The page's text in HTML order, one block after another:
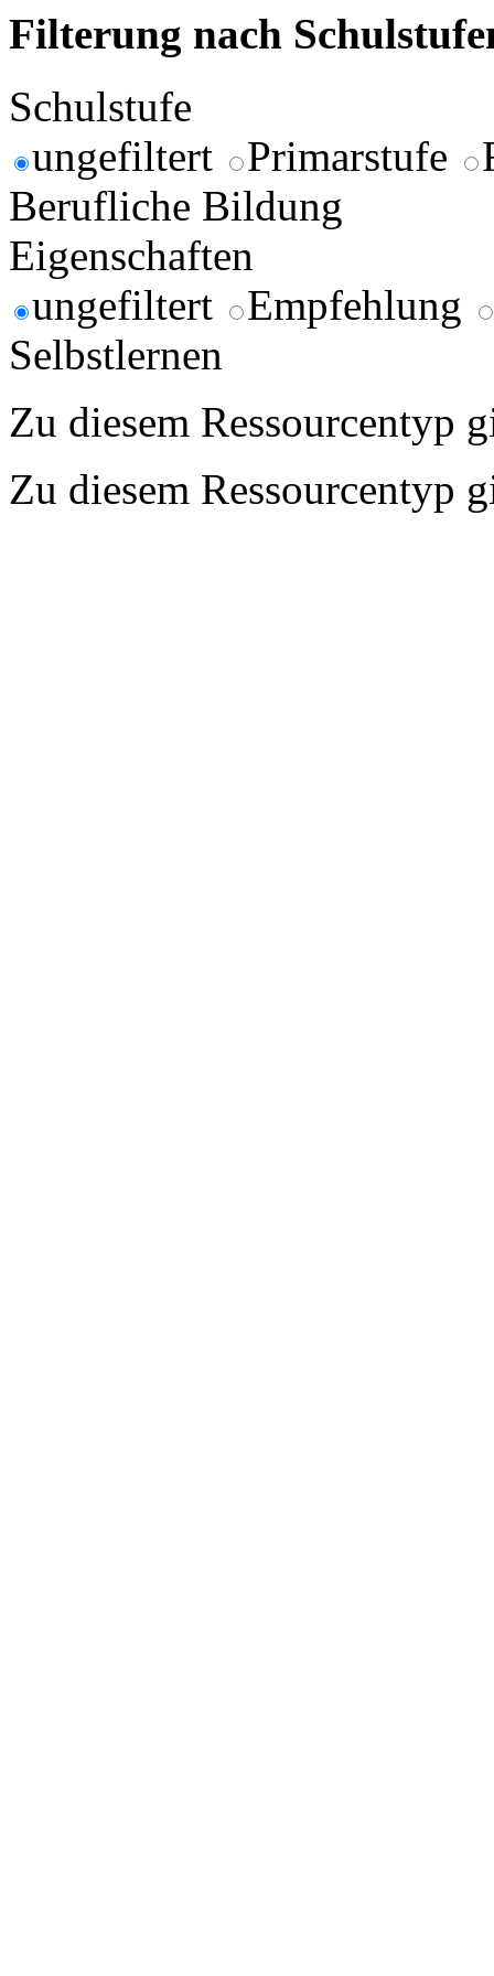
Filterung nach
Schulstufe
ungefiltert
Primarstufe
Berufliche Bildung
Eigenschaften
ungefiltert
Empfehlung
Selbstlernen
Zu diesem Ressourcentyp
Zu diesem Ressourcentyp